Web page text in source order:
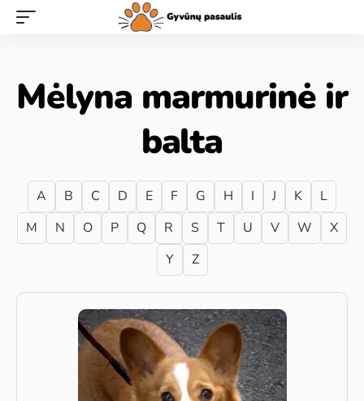
Mėlyna marmurinė ir
balta
A B C D E F G H I J K
L
M
N O P Q R S T U V W
X
Y
Z